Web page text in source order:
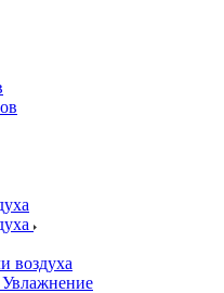
воздуха